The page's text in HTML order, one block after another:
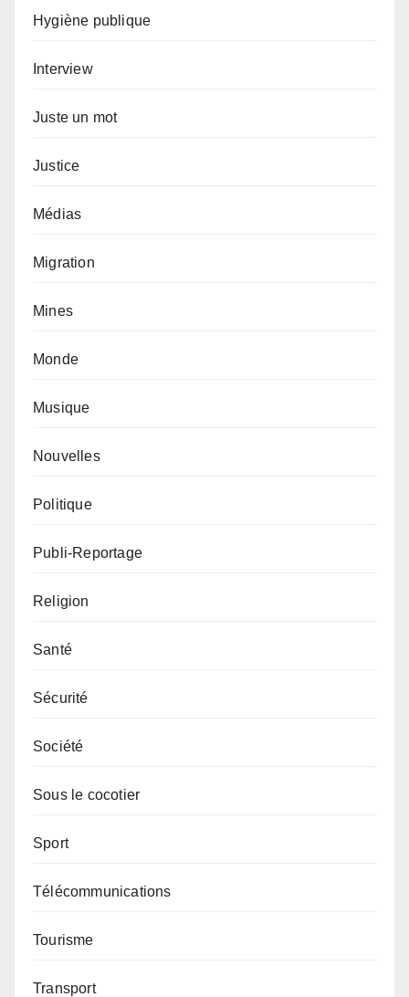
Hygiène publique
Interview
Juste un mot
Justice
Médias
Migration
Mines
Monde
Musique
Nouvelles
Politique
Publi-Reportage
Religion
Santé
Sécurité
Société
Sous le cocotier
Sport
Télécommunications
Tourisme
Transport